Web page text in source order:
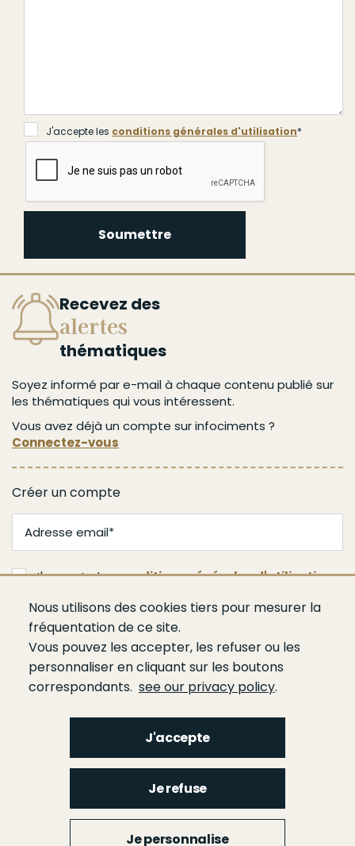
Nous utilisons des cookies tiers pour mesurer la
fréquentation de ce site.
Vous pouvez les accepter, les refuser ou les
personnaliser en cliquant sur les boutons
correspondants. see our privacy policy.
J'accepte
Je refuse
Je personnalise
J'accepte les conditions générales d'utilisation*
Soumettre
Recevez des
alertes
thématiques
Soyez informé par e-mail à chaque contenu publié sur
les thématiques qui vous intéressent.
Vous avez déjà un compte sur infociments ?
Connectez-vous
Créer un compte
J'accepte lesconditions générales d'utilisation
Valider
Footer
Qui sommes-nous ?Espace presseAgendaPublicationsBâtiment
CimentsLiants hydrauliques routiers